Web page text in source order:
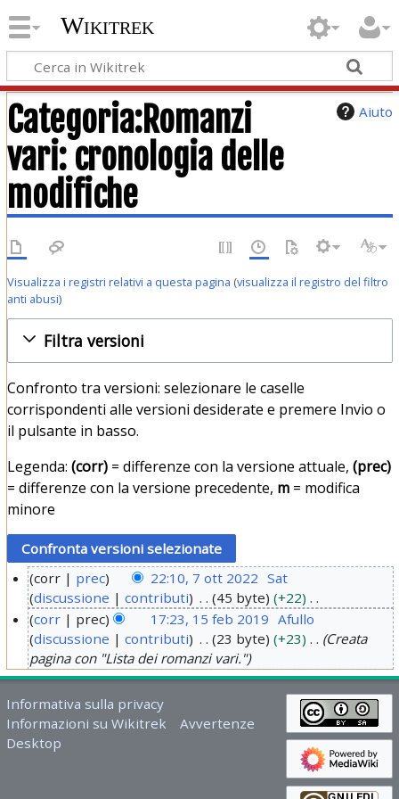
Wikitrek
Aiuto
Categoria:Romanzi
vari: cronologia delle
modifiche
Visualizza i registri relativi a questa pagina (visualizza il registro del filtro
anti abusi)
Filtra versioni
Confronto tra versioni: selezionare le caselle
corrispondenti alle versioni desiderate e premere Invio o
il pulsante in basso.
Legenda: (corr)= differenze con la versione attuale, (prec)
= differenze con la versione precedente, m= modifica
minore
o
t
0
2
corr prec 22:10, 7 ott 2022 Sat
discussione
contributi 45 byte
+22
N
e
s
s
n
o
g
5
e
b
2
corr prec 17:23, 15 feb 2019 Afullo
discussione
contributi 23 byte +23
Creata
pagina con "Lista dei romanzi vari."
Informativa sulla privacy
Informazioni su Wikitrek
Avvertenze
Desktop